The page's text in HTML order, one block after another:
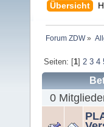
Übersicht
Forum ZDW»
Seiten: [1] 2 3 4
0